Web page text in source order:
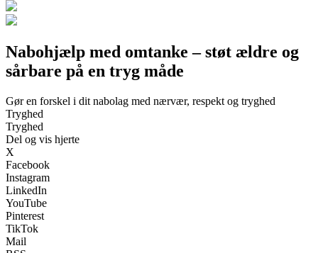
Nabohjælp med omtanke – støt ældre og
sårbare på en tryg måde
Gør en forskel i dit nabolag med nærvær, respekt og tryghed
Tryghed
Tryghed
Del og vis hjerte
X
Facebook
Instagram
LinkedIn
YouTube
Pinterest
TikTok
Mail